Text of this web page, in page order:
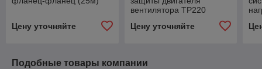
Цену уточняйте
вентилятора ТР220
Цену уточняйте
Подобные товары компании